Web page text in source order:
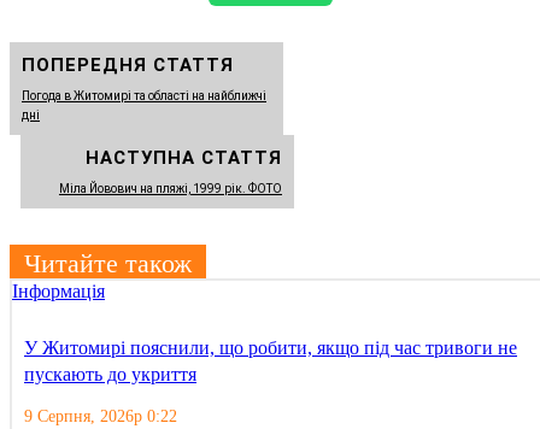
ПОПЕРЕДНЯ СТАТТЯ
Погода в Житомирі та області на найближчі
дні
НАСТУПНА СТАТТЯ
Міла Йовович на пляжі, 1999 рік. ФОТО
Читайте також
Інформація
У Житомирі пояснили, що робити, якщо під час тривоги не
пускають до укриття
9 Серпня, 2026р 0:22